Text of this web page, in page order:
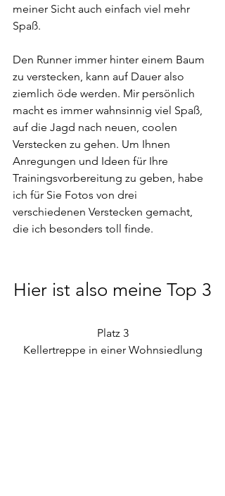
meiner Sicht auch einfach viel mehr
Spaß.
Den Runner immer hinter einem Baum
zu verstecken, kann auf Dauer also
ziemlich öde werden. Mir persönlich
macht es immer wahnsinnig viel Spaß,
auf die Jagd nach neuen, coolen
Verstecken zu gehen. Um Ihnen
Anregungen und Ideen für Ihre
Trainingsvorbereitung zu geben, habe
ich für Sie Fotos von drei
verschiedenen Verstecken gemacht,
die ich besonders toll finde.
Hier ist also meine Top 3
Platz 3
Kellertreppe in einer Wohnsiedlung